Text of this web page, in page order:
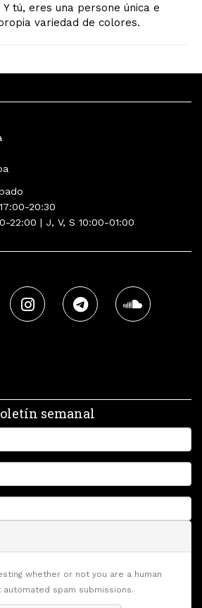
tú, eres una persone única e
variedad de colores.
20:30
22:00 | J, V, S 10:00-01:00
semanal
whether or not you are a human
spam submissions.